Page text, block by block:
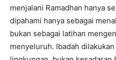
menjalani Ramadhan hanya
dipahami hanya sebagai
bukan sebagai latihan
menyeluruh. Ibadah